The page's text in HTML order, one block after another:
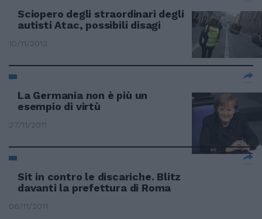
Sciopero degli straordinari degli
autisti Atac, possibili disagi
10/11/2013
La Germania non è più un
esempio di virtù
27/11/2011
Sit in contro le discariche. Blitz
davanti la prefettura di Roma
06/11/2011